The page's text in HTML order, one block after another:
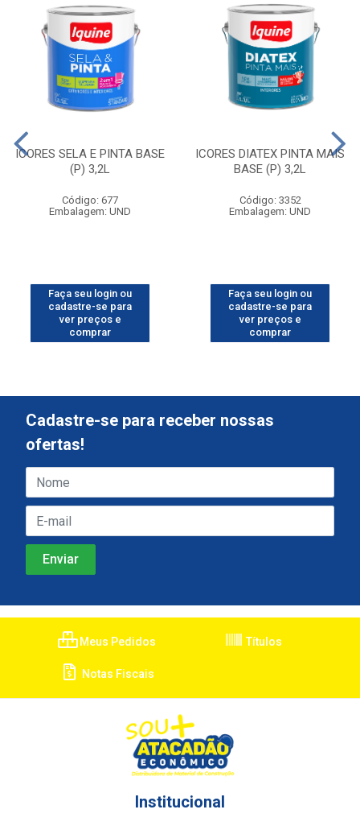
ICORES SELA E PINTA BASE
(P) 3,2L
Código: 677
Embalagem: UND
Faça seu login ou
cadastre-se para
ver preços e
comprar
ICORES DIATEX PINTA MAIS
BASE (P) 3,2L
Código: 3352
Embalagem: UND
Faça seu login ou
cadastre-se para
ver preços e
comprar
Cadastre-se para receber nossas
ofertas!
Meus Pedidos Títulos
Notas Fiscais
Institucional